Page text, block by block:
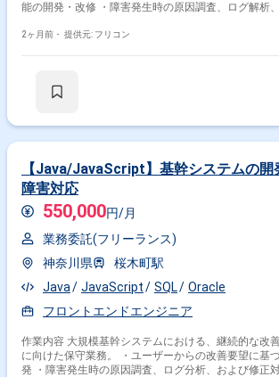
能の開発・改修 ・障害発生時の原因調査、ログ解析
いた帳票レイアウトの修正・開発
2ヶ月前・ 提供元: フリコン
【Java/JavaScript】基幹システムの開
障害対応
550,000円/月
業務委託(フリーランス)
神奈川県
桜木町駅
Java
JavaScript SQL
Oracle
フロントエンドエンジニア
作業内容 大規模基幹システムにおける、継続的な改
に向けた保守業務。 ・ユーザーからの改善要望に基
発 ・障害発生時の原因調査、ログ分析、および修正